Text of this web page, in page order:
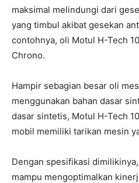
maksimal melindungi dari
yang timbul akibat gesekan
contohnya, oli Motul H-Tech
Chrono.
Hampir sebagian besar oli
menggunakan bahan dasar
dasar sintetis, Motul H-Tech
mobil memiliki tarikan mesin
Dengan spesifikasi
mampu mengoptimalkan